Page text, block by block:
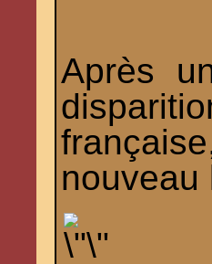
Après
française
nouveau